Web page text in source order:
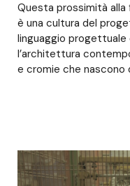
Questa prossimità
è una cultura del
linguaggio
l’architettura
e cromie che nascono